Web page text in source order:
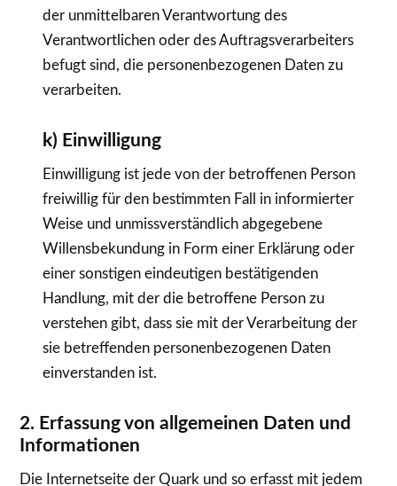
der unmittelbaren Verantwortung des
Verantwortlichen oder des Auftragsverarbeiters
befugt sind, die personenbezogenen Daten zu
verarbeiten.
k) Einwilligung
Einwilligung ist jede von der betroffenen Person
freiwillig für den bestimmten Fall in informierter
Weise und unmissverständlich abgegebene
Willensbekundung in Form einer Erklärung oder
einer sonstigen eindeutigen bestätigenden
Handlung, mit der die betroffene Person zu
verstehen gibt, dass sie mit der Verarbeitung der
sie betreffenden personenbezogenen Daten
einverstanden ist.
2. Erfassung von allgemeinen Daten und
Informationen
Die Internetseite der Quark und so erfasst mit jedem